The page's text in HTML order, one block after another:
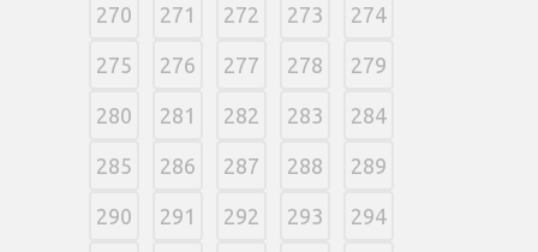
270 271 272 273 274
275 276 277 278 279
280 281 282 283 284
285 286 287 288 289
290 291 292 293 294